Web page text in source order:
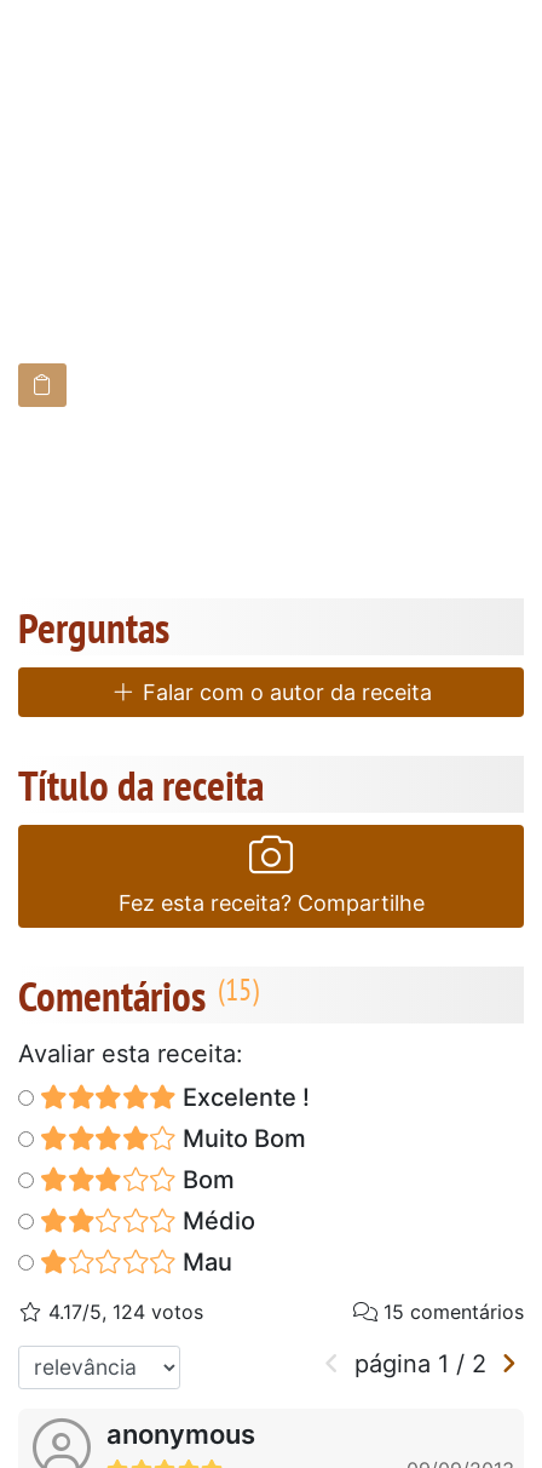
Perguntas
Falar com o autor da receita
Título da receita
Fez esta receita? Compartilhe
Comentários
Avaliar esta receita:
Excelente !
Muito Bom
Bom
Médio
Mau
4.17/5, 124 votos 15 comentários
página 1 / 2
anonymous